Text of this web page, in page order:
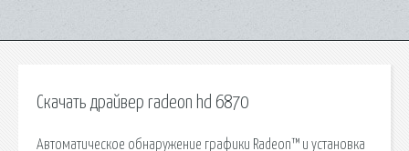
Скачать драйвер radeon hd 6870
Автоматическое обнаружение графики Radeon™ и установка